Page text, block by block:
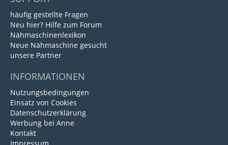
häufig gestellte Fragen
Neu hier? Hilfe zum Forum
Nähmaschinenlexikon
Neue Nähmaschine gesucht
unsere Partner
INFORMATIONEN
Nutzungsbedingungen
Einsatz von Cookies
Datenschutzerklärung
Werbung bei Anne
Kontakt